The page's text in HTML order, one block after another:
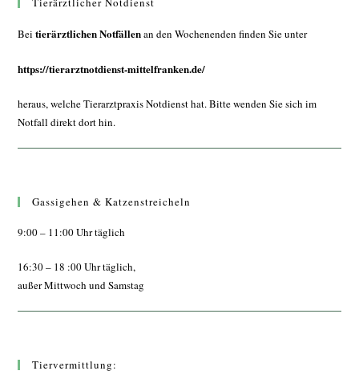
Beitierärztlichen Notfällenan den Wochenenden finden Sie unter
https://tierarztnotdienst-mittelfranken.de/
heraus, welche Tierarztpraxis Notdienst hat. Bitte wenden Sie sich im
Notfall direkt dort hin.
Gassigehen & Katzenstreicheln
9:00 – 11:00 Uhr täglich
16:30 – 18 :00 Uhr täglich,
außer Mittwoch und Samstag
Tiervermittlung: